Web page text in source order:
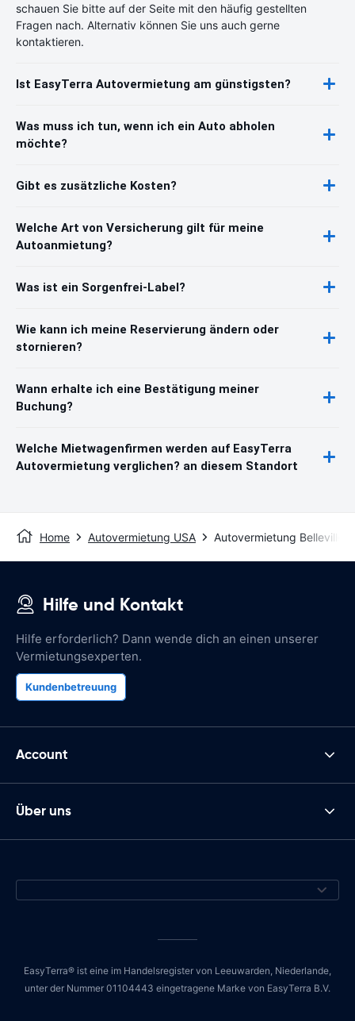
schauen Sie bitte auf der Seite mit den häufig gestellten
Fragen nach. Alternativ können Sie uns auch gerne
kontaktieren.
Ist EasyTerra Autovermietung am günstigsten?
Was muss ich tun, wenn ich ein Auto abholen
möchte?
Gibt es zusätzliche Kosten?
Welche Art von Versicherung gilt für meine
Autoanmietung?
Was ist ein Sorgenfrei-Label?
Wie kann ich meine Reservierung ändern oder
stornieren?
Wann erhalte ich eine Bestätigung meiner
Buchung?
Welche Mietwagenfirmen werden auf EasyTerra
Autovermietung verglichen? an diesem Standort
Home Autovermietung USA Autovermietung Belleville
Hilfe und Kontakt
Hilfe erforderlich? Dann wende dich an einen unserer
Vermietungsexperten.
Kundenbetreuung
Account
Über uns
EasyTerra® ist eine im Handelsregister von Leeuwarden, Niederlande,
unter der Nummer 01104443 eingetragene Marke von EasyTerra B.V.